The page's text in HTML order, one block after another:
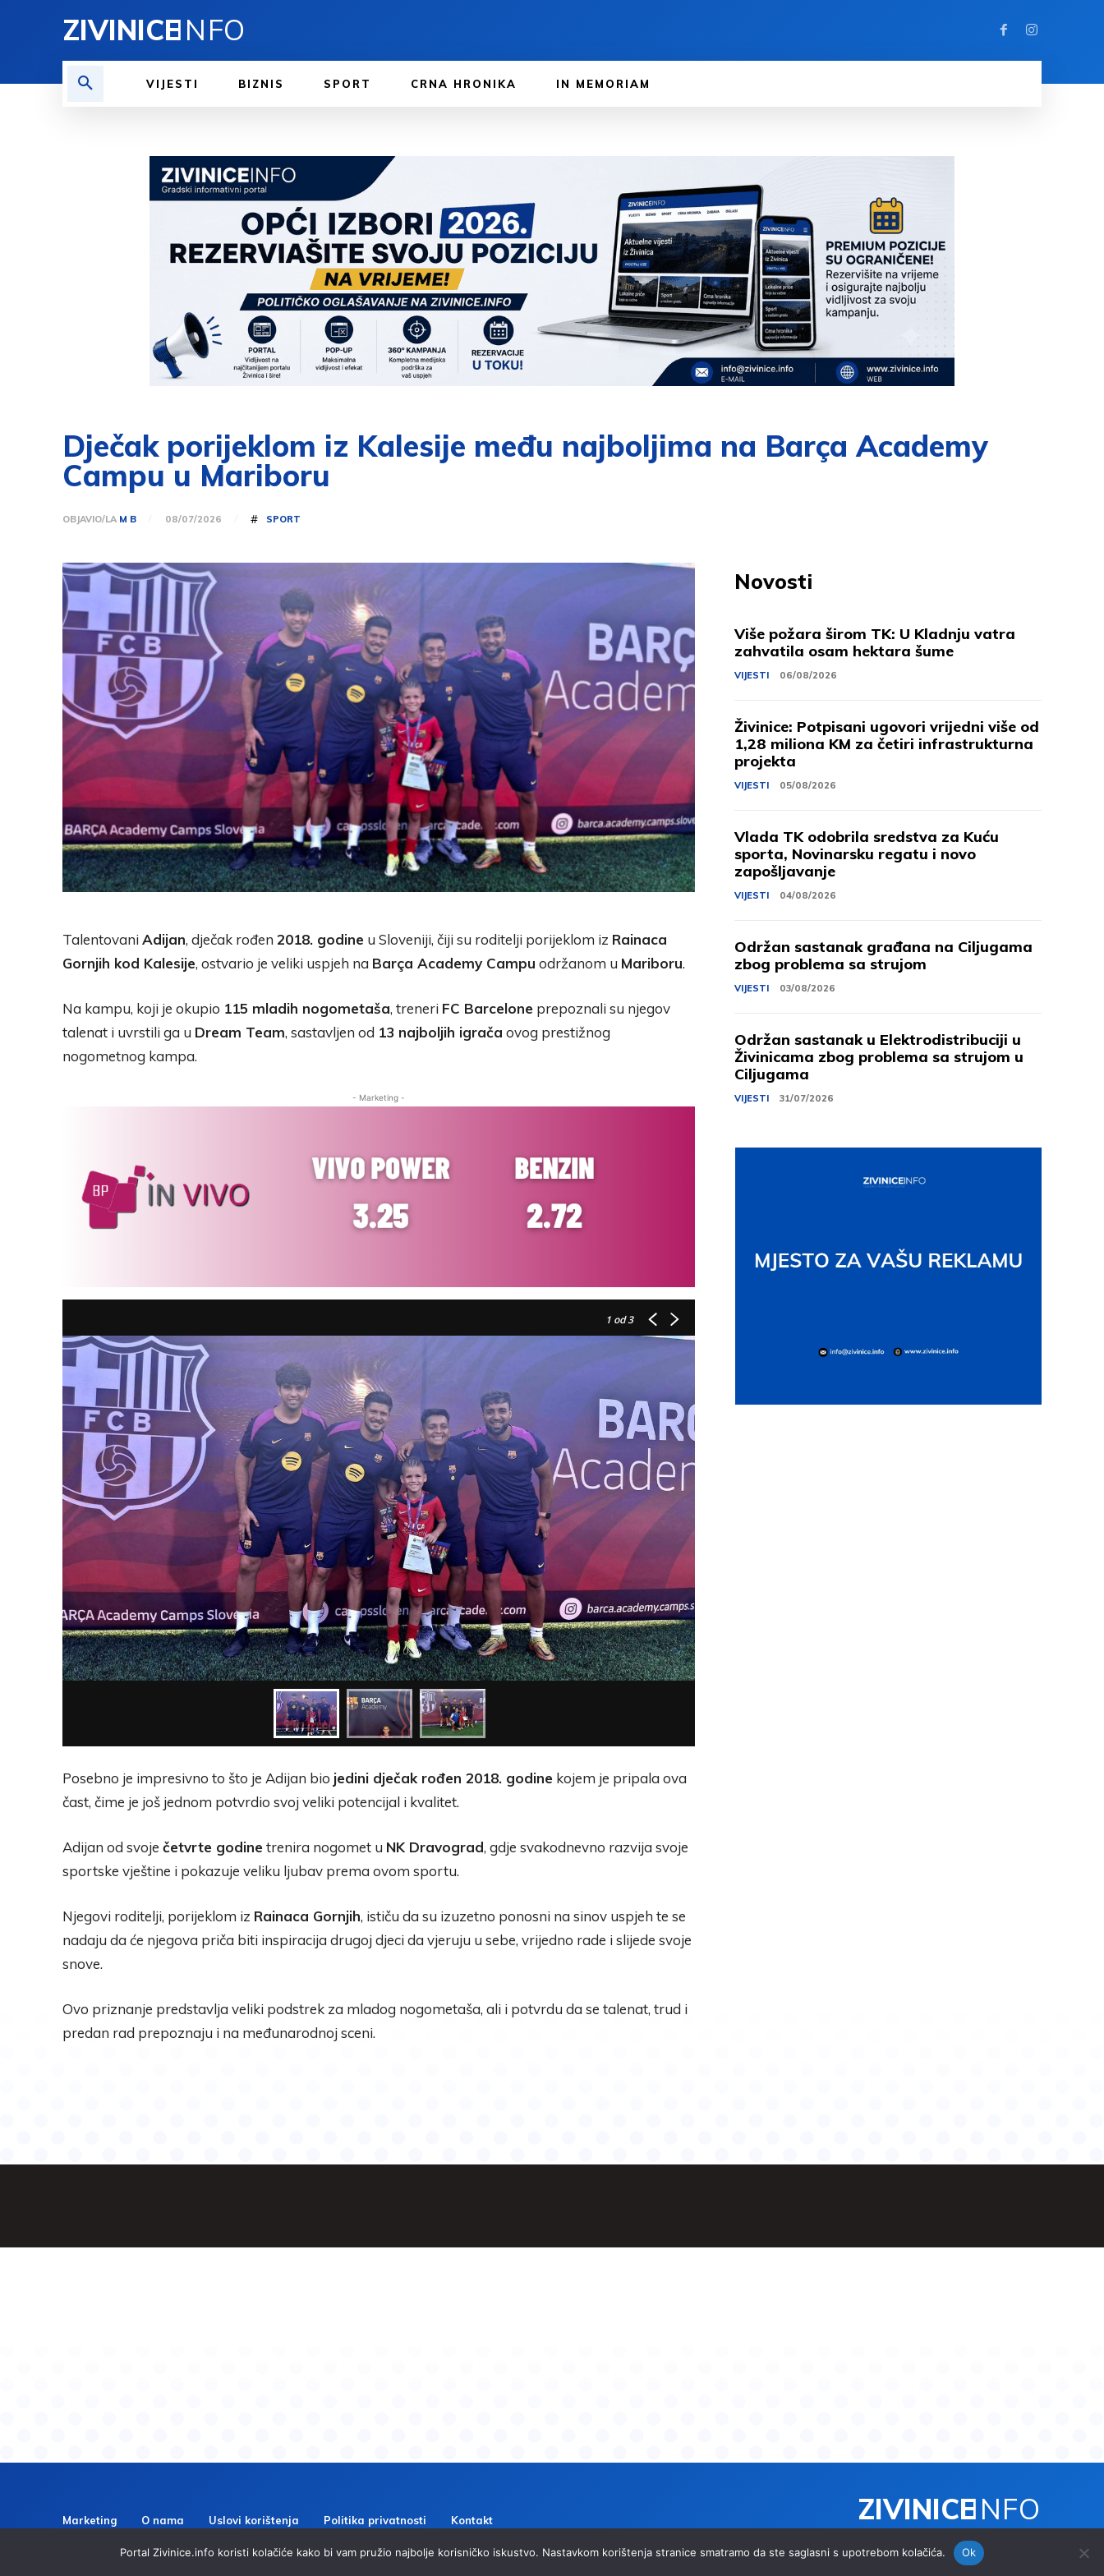
ZIVINICEINFO
VIJESTI BIZNIS SPORT CRNA HRONIKA IN MEMORIAM
Dječak porijeklom iz Kalesije među najboljima na Barça Academy
Campu u Mariboru
OBJAVIO/LA M B 08/07/2026 # SPORT
TalentovaniAdijan, dječak rođen 2018. godine u Sloveniji, čiji su roditelji porijeklom iz Rainaca
Gornjih kod Kalesije, ostvario je veliki uspjeh na Barça Academy Campu održanom u Mariboru.
Na kampu, koji je okupio 115 mladih nogometaša, treneri FC Barcelone prepoznali su njegov
talenat i uvrstili ga u Dream Team, sastavljen od 13 najboljih igrača ovog prestižnog
nogometnog kampa.
- Marketing -
1 od 3
Posebno je impresivno to što je Adijan bio jedini dječak rođen 2018. godine kojem je pripala ova
čast, čime je još jednom potvrdio svoj veliki potencijal i kvalitet.
Adijan od svoje četvrte godine trenira nogomet u NK Dravograd, gdje svakodnevno razvija svoje
sportske vještine i pokazuje veliku ljubav prema ovom sportu.
Njegovi roditelji, porijeklom iz Rainaca Gornjih, ističu da su izuzetno ponosni na sinov uspjeh te se
nadaju da će njegova priča biti inspiracija drugoj djeci da vjeruju u sebe, vrijedno rade i slijede svoje
snove.
Ovo priznanje predstavlja veliki podstrek za mladog nogometaša, ali i potvrdu da se talenat, trud i
predan rad prepoznaju i na međunarodnoj sceni.
Novosti
Više požara širom TK: U Kladnju vatra
zahvatila osam hektara šume
VIJESTI 06/08/2026
Živinice: Potpisani ugovori vrijedni više od
1,28 miliona KM za četiri infrastrukturna
projekta
VIJESTI 05/08/2026
Vlada TK odobrila sredstva za Kuću
sporta, Novinarsku regatu i novo
zapošljavanje
VIJESTI 04/08/2026
Održan sastanak građana na Ciljugama
zbog problema sa strujom
VIJESTI 03/08/2026
Održan sastanak u Elektrodistribuciji u
Živinicama zbog problema sa strujom u
Ciljugama
VIJESTI 31/07/2026
Marketing O nama Uslovi korištenja Politika privatnosti Kontakt ZIVINICEINFO
Portal Zivinice.info koristi kolačiće kako bi vam pružio najbolje korisničko iskustvo. Nastavkom korištenja stranice smatramo da ste saglasni s upotrebom kolačića.
Ok